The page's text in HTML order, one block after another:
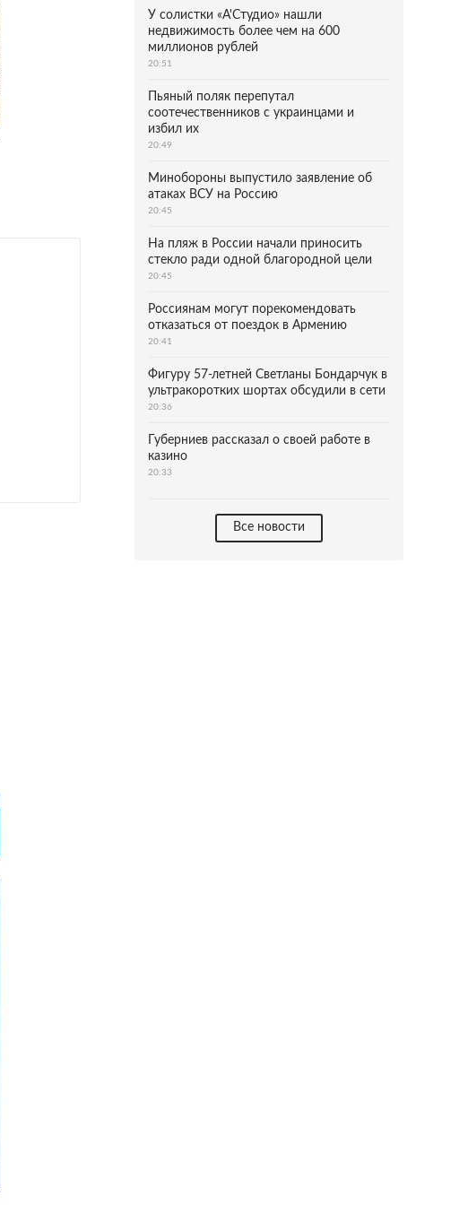
У солистки «А'Студио» нашли
недвижимость более чем на 600
миллионов рублей
20:51
Пьяный поляк перепутал
соотечественников с украинцами и
избил их
20:49
Минобороны выпустило заявление об
атаках ВСУ на Россию
20:45
На пляж в России начали приносить
стекло ради одной благородной цели
20:45
Россиянам могут порекомендовать
отказаться от поездок в Армению
20:41
Фигуру 57-летней Светланы Бондарчук в
ультракоротких шортах обсудили в сети
20:36
Губерниев рассказал о своей работе в
казино
20:33
Все новости